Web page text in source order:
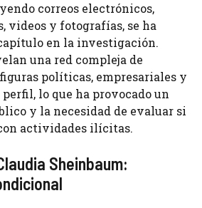
correos electrónicos,
videos y fotografías, se ha
en la investigación.
una red compleja de
políticas, empresariales y
lo que ha provocado un
y la necesidad de evaluar si
actividades ilícitas.
Sheinbaum: